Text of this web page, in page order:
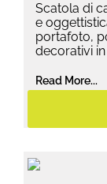
Scatola di
e
portafoto,
decorativi
Read More...